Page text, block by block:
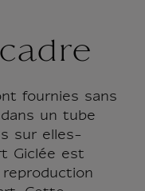
fournies sans
un tube
sur elles-
Giclée est